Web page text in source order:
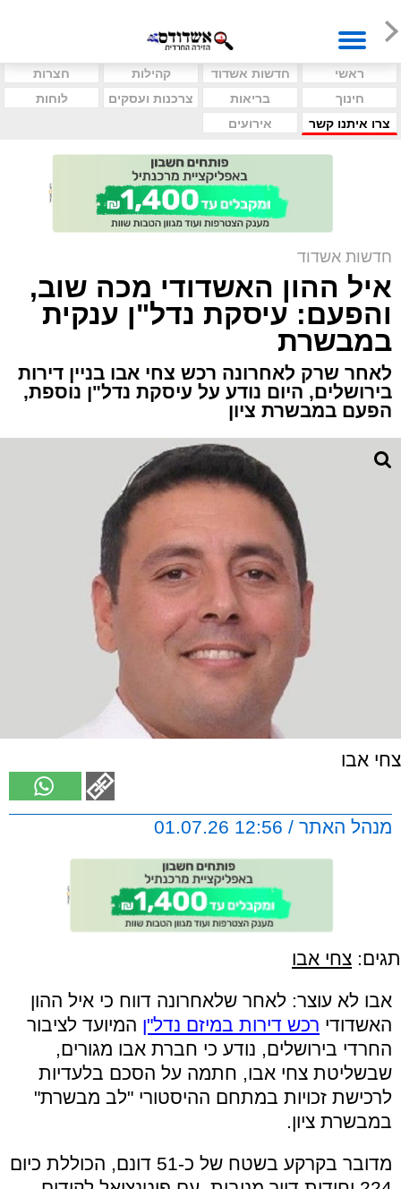
ראשי חדשות אשדוד קהילות
חצרות
חינוך
בריאות צרכנות ועסקים
לוחות
צרו איתנו קשר
אירועים
חדשות אשדוד
איל ההון האשדודי מכה שוב,
והפעם: עיסקת נדל"ן ענקית
במבשרת
לאחר שרק לאחרונה רכש צחי אבו בניין דירות
בירושלים, היום נודע על עיסקת נדל"ן נוספת,
הפעם במבשרת ציון
צחי אבו
מנהל האתר / 12:56 01.07.26
תגים: צחי אבו
אבו לא עוצר: לאחר שלאחרונה דווח כי איל ההון
האשדודי רכש דירות במיזם נדל"ן המיועד לציבור
החרדי בירושלים, נודע כי חברת אבו מגורים,
שבשליטת צחי אבו, חתמה על הסכם בלעדיות
לרכישת זכויות במתחם ההיסטורי "לב מבשרת"
במבשרת ציון.
מדובר בקרקע בשטח של כ-51 דונם, הכוללת כיום